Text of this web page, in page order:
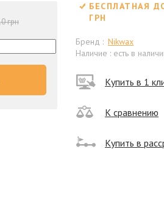
БЕСПЛАТНАЯ
ГРН
Бренд : Nikwax
Наличие : есть в
грн
Купить в 1
К сравнению
Купить в